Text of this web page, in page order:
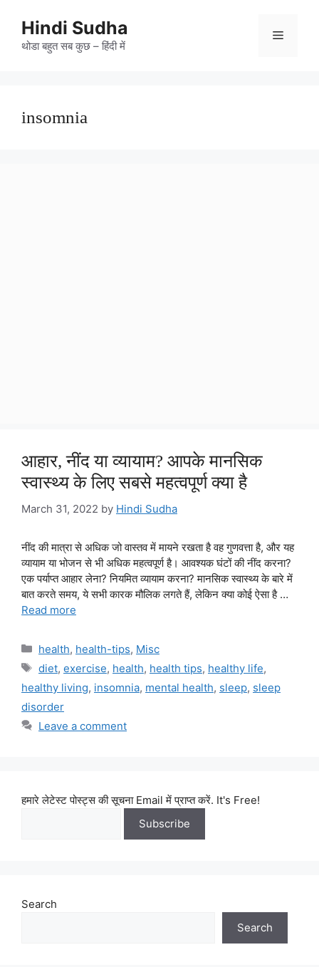
contentHindi Sudha
थोडा बहुत सब कुछ – हिंदी में
Menu
insomnia
आहार, नींद या व्यायाम? आपके मानसिक
स्वास्थ्य के लिए सबसे महत्वपूर्ण क्या है
March 31, 2022 by Hindi Sudha
नींद की मात्रा से अधिक जो वास्तव में मायने रखता है वह गुणवत्ता है, और यह
व्यायाम या भोजन से भी अधिक महत्वपूर्ण है। आवश्यक घंटों की नींद करना?
एक पर्याप्त आहार लेना? नियमित व्यायाम करना? मानसिक स्वास्थ्य के बारे में
बात करते समय, ये सभी कारक मौलिक लगते हैं, लेकिन क्या कोई ऐसा है …
Read more
Categories
health, health-tips, Misc
Tags
diet, exercise, health, health tips, healthy life,
healthy living, insomnia, mental health, sleep, sleep
disorder
Leave a comment
हमारे लेटेस्ट पोस्ट्स की सूचना Email में प्राप्त करें. It's Free!
Search
Search